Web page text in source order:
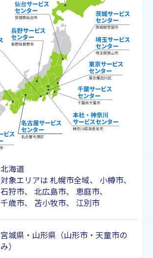
北海道
対象エリアは 札幌市全域、 小樽市、
石狩市、 北広島市、 恵庭市、
千歳市、 苫小牧市、 江別市
宮城県・山形県（山形市・天童市の
み）